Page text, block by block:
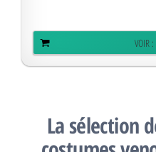
VOIR
La sélection